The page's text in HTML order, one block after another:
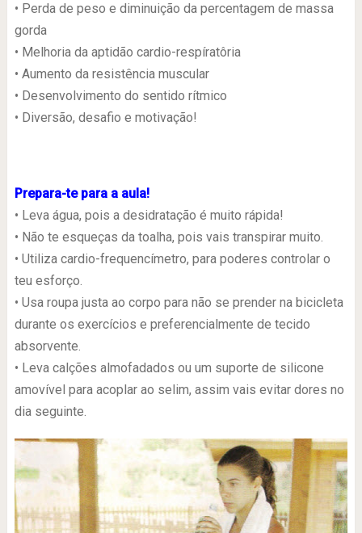
• Perda de peso e diminuição da percentagem de massa
gorda
• Melhoria da aptidão cardio-respíratôria
• Aumento da resistência muscular
• Desenvolvimento do sentido rítmico
• Diversão, desafio e motivação!
Prepara-te para a aula!
• Leva água, pois a desidratação é muito rápida!
• Não te esqueças da toalha, pois vais transpirar muito.
• Utiliza cardio-frequencímetro, para poderes controlar o
teu esforço.
• Usa roupa justa ao corpo para não se prender na bicicleta
durante os exercícios e preferencialmente de tecido
absorvente.
• Leva calções almofadados ou um suporte de silicone
amovível para acoplar ao selim, assim vais evitar dores no
dia seguinte.